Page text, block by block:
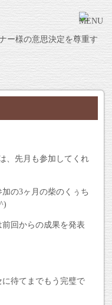
ー様の意思決定を尊重す
、先月も参加してくれ
の3ヶ月の柴のくぅち
回からの成果を発表
待てまでもう完璧で